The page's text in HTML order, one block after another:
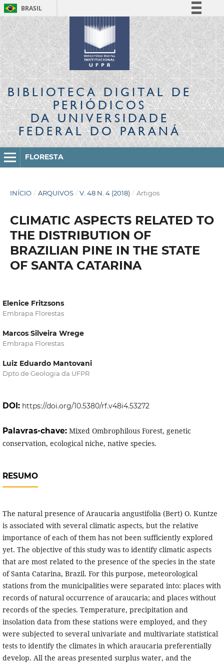
BRASIL
Simplifique!
Comunica BR
Participe
Acesso à informação
Legislação
Canais
BIBLIOTECA DIGITALDE
PERIÓDICOS
DA UNIVERSIDADE
FEDERAL DO PARANÁ
FLORESTA
INÍCIO / ARQUIVOS / V. 48 N. 4 (2018) / Artigos
CLIMATIC ASPECTS RELATED TO
THE DISTRIBUTION OF
BRAZILIAN PINE IN THE STATE
OF SANTA CATARINA
Elenice Fritzsons
Embrapa Florestas
Marcos Silveira Wrege
Embrapa Florestas
Luiz Eduardo Mantovani
Dpto de Geologia da UFPR
DOI: https://doi.org/10.5380/rf.v48i4.53272
Palavras-chave: Mixed Ombrophilous Forest, genetic
conservation, ecological niche, native species.
RESUMO
The natural presence of Araucaria angustifolia (Bert) O. Kuntze
is associated with several climatic aspects, but the relative
importance of each of them has not been sufficiently explored
yet. The objective of this study was to identify climatic aspects
that are most related to the presence of the species in the state
of Santa Catarina, Brazil. For this purpose, meteorological
stations from the municipalities were separated into: places with
records of natural occurrence of araucaria; and places without
records of the species. Temperature, precipitation and
insolation data from these stations were employed, and they
were subjected to several univariate and multivariate statistical
tests to identify the climates in which araucaria preferentially
develop. All the areas presented surplus water, and the